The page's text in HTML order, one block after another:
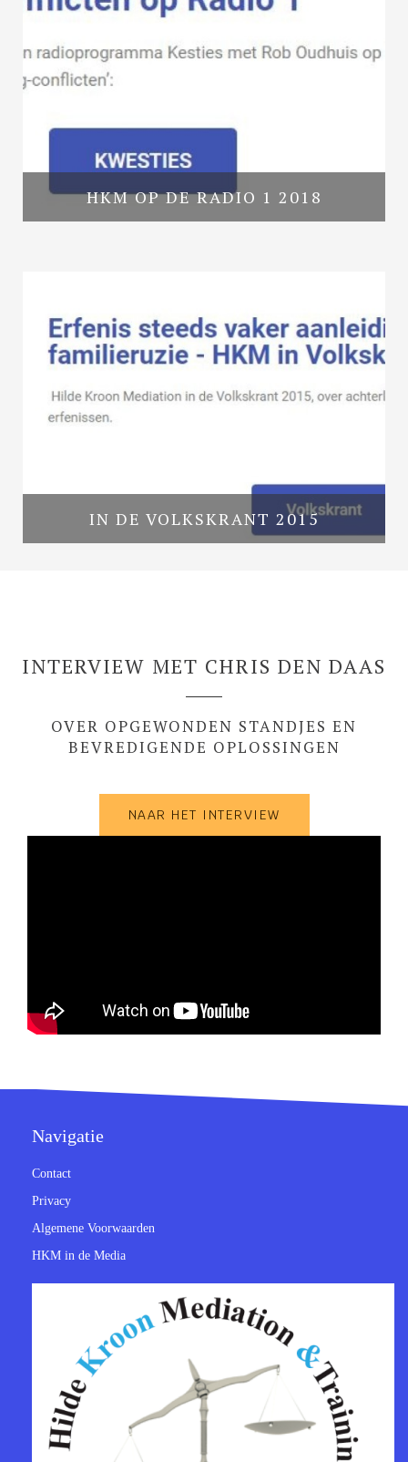
HKM OP DE RADIO 1 2018
IN DE VOLKSKRANT 2015
INTERVIEW MET CHRIS DEN DAAS
OVER OPGEWONDEN STANDJES EN
BEVREDIGENDE OPLOSSINGEN
NAAR HET INTERVIEW
Navigatie
Contact
Privacy
Algemene Voorwaarden
HKM in de Media